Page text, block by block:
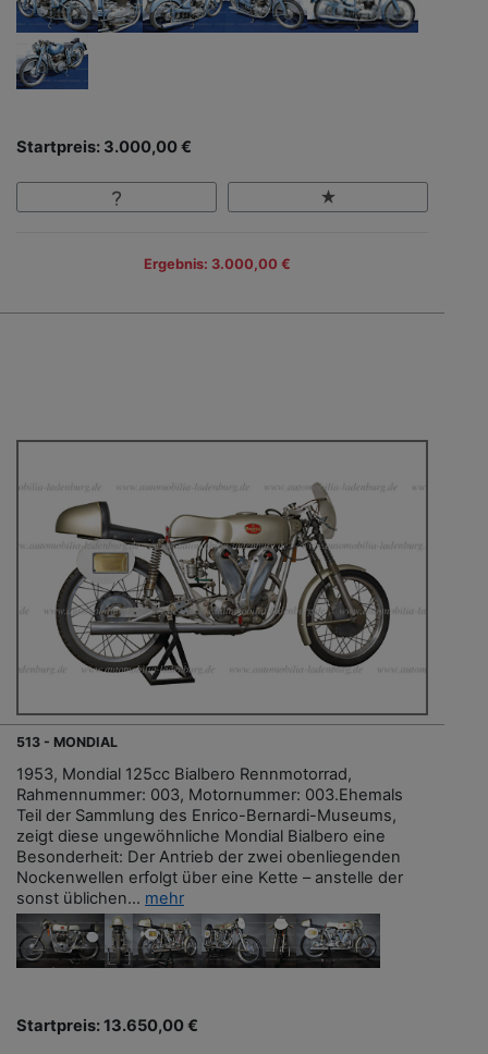
Startpreis: 3.000,00 €
Ergebnis: 3.000,00 €
513 - MONDIAL
1953, Mondial 125cc Bialbero Rennmotorrad,
Rahmennummer: 003, Motornummer: 003.Ehemals
Teil der Sammlung des Enrico-Bernardi-Museums,
zeigt diese ungewöhnliche Mondial Bialbero eine
Besonderheit: Der Antrieb der zwei obenliegenden
Nockenwellen erfolgt über eine Kette – anstelle der
sonst üblichen... mehr
Startpreis: 13.650,00 €